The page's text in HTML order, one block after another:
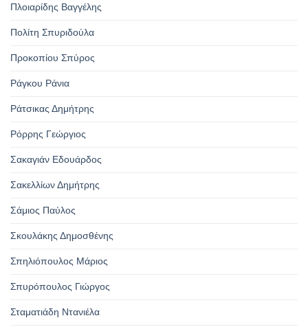
Πλοιαρίδης Βαγγέλης
Πολίτη Σπυριδούλα
Προκοπίου Σπύρος
Ράγκου Ράνια
Ράτσικας Δημήτρης
Ρόρρης Γεώργιος
Σακαγιάν Εδουάρδος
Σακελλίων Δημήτρης
Σάμιος Παύλος
Σκουλάκης Δημοσθένης
Σπηλιόπουλος Μάριος
Σπυρόπουλος Γιώργος
Σταματιάδη Ντανιέλα